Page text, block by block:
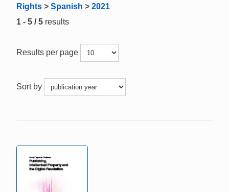
Rights > Spanish > 2021
1 - 5 / 5 results
Results per page
Sort by